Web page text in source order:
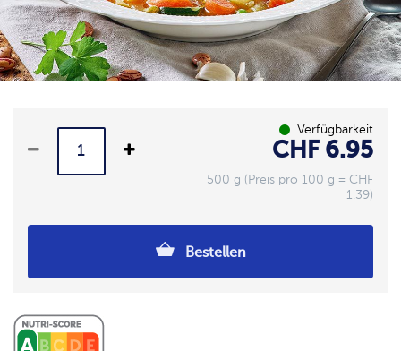
Verfügbarkeit
CHF 6.95
500 g (Preis pro 100 g = CHF
1.39)
Bestellen